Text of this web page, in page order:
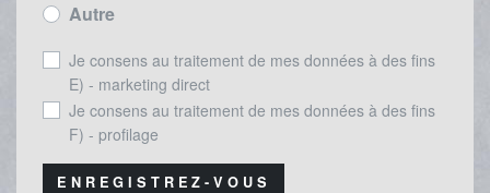
Autre
Je consens au traitement de mes données à des fins
E) - marketing direct
Je consens au traitement de mes données à des fins
F) - profilage
ENREGISTREZ-VOUS